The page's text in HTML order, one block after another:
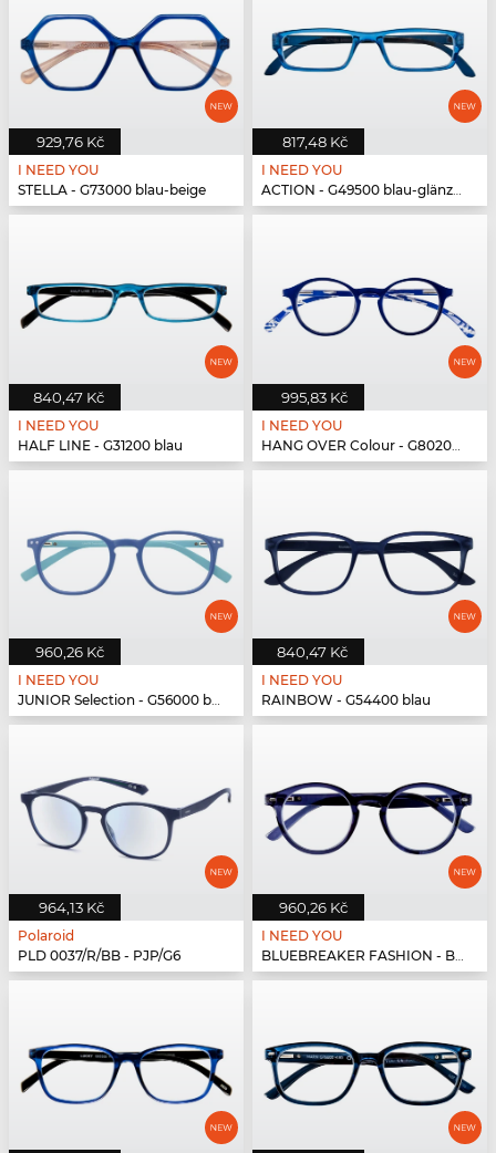
929,76 Kč
I NEED YOU
STELLA - G73000 blau-beige
817,48 Kč
I NEED YOU
ACTION - G49500 blau-glänzend
840,47 Kč
I NEED YOU
HALF LINE - G31200 blau
995,83 Kč
I NEED YOU
HANG OVER Colour - G80200 blau
960,26 Kč
I NEED YOU
JUNIOR Selection - G56000 blau-blau
840,47 Kč
I NEED YOU
RAINBOW - G54400 blau
964,13 Kč
Polaroid
PLD 0037/R/BB - PJP/G6
960,26 Kč
I NEED YOU
BLUEBREAKER FASHION - BLUEBR Fashion G79700 blau